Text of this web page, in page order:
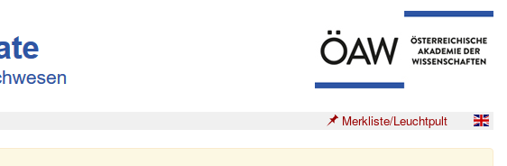
Merkliste/Leuchtpult